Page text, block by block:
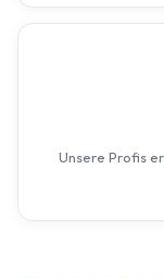
Unsere Profis